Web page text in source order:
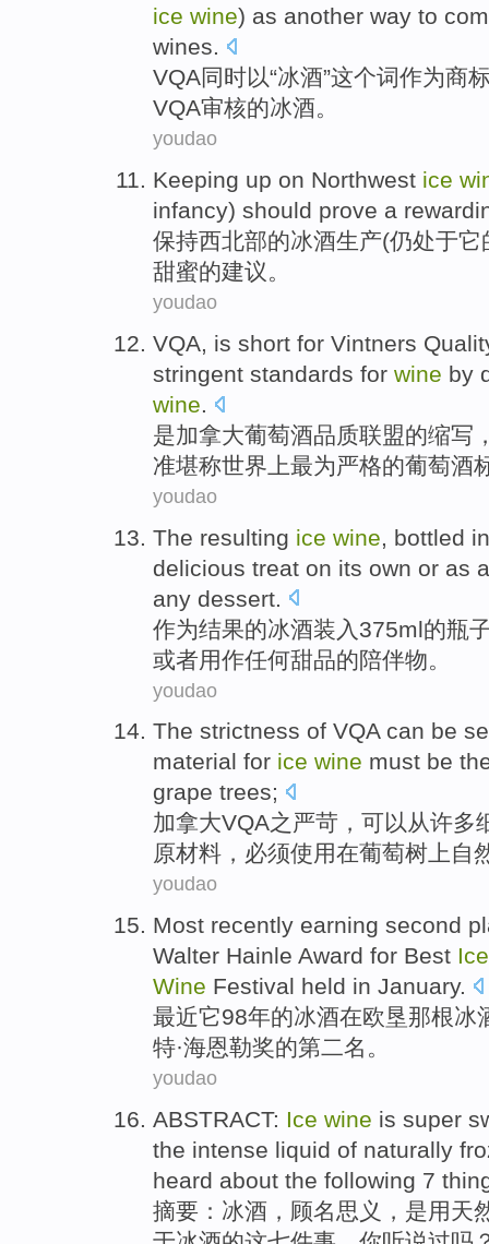
ice wine) as another way to
wines.
VQA同时以“冰酒”这个词作为商
VQA审核的冰酒。
youdao
Keeping up on Northwest ice
infancy) should prove a
保持西北部的冰酒生产(仍处于它
甜蜜的建议。
youdao
VQA, is short for Vintners
stringent standards for wine by
wine.
是加拿大葡萄酒品质联盟的缩写
准堪称世界上最为严格的葡萄酒
youdao
The resulting ice wine
bottled
delicious treat on its own or as
any dessert.
作为结果的冰酒装入 375ml的瓶
或者用作任何甜品的陪伴物。
youdao
The strictness of VQA can be
material for ice wine must be
grape trees;
加拿大VQA之严苛， 可以 从许多
原材料 ， 必须使用在葡萄树上 自
youdao
Most recently earning second
Walter Hainle Award for Best
Wine Festival held in January.
最近它98年的冰酒在欧垦那根冰
特·海恩勒奖的第二名 。
youdao
ABSTRACT: Ice wine is super
the intense liquid of naturally
heard about the following 7
摘要 ： 冰酒 ，顾名思义， 是用天